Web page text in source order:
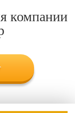
компании